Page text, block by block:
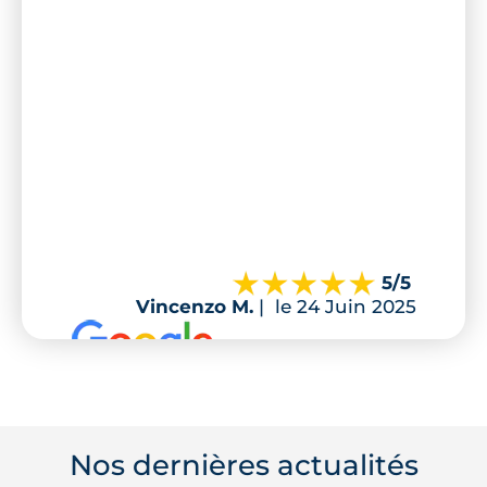
5/5
Vincenzo M. | le 24 Juin 2025
Nos dernières actualités